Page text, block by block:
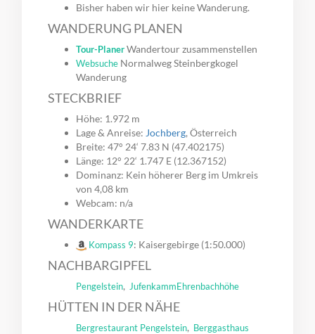
Bisher haben wir hier keine Wanderung.
WANDERUNG PLANEN
Tour-PlanerWandertour zusammenstellen
Websuche Normalweg Steinbergkogel
Wanderung
STECKBRIEF
Höhe: 1.972 m
Lage & Anreise: Jochberg, Österreich
Breite: 47° 24‘ 7.83 N (47.402175)
Länge: 12° 22‘ 1.747 E (12.367152)
Dominanz: Kein höherer Berg im Umkreis
von 4,08 km
Webcam: n/a
WANDERKARTE
Kompass 9: Kaisergebirge (1:50.000)
NACHBARGIPFEL
Pengelstein, JufenkammEhrenbachhöhe
HÜTTEN IN DER NÄHE
Bergrestaurant Pengelstein, Berggasthaus